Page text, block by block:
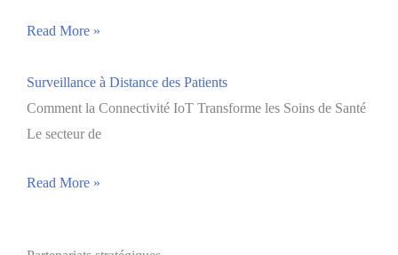
Read More »
Surveillance à Distance des Patients
Comment la Connectivité IoT Transforme les Soins de Santé
Le secteur de
Read More »